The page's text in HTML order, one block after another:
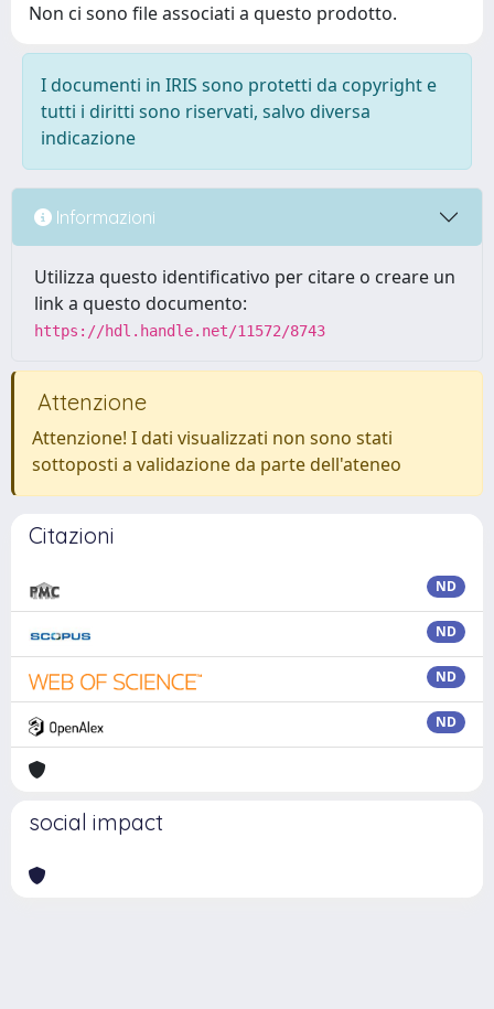
Non ci sono file associati a questo prodotto.
I documenti in IRIS sono protetti da copyright e
tutti i diritti sono riservati, salvo diversa
indicazione
Informazioni
Utilizza questo identificativo per citare o creare un
link a questo documento:
https://hdl.handle.net/11572/8743
Attenzione
Attenzione! I dati visualizzati non sono stati
sottoposti a validazione da parte dell'ateneo
Citazioni
ND
ND
ND
ND
social impact